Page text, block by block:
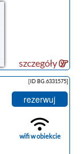
szczegóły
[ID BG.6331575]
rezerwuj
wifi w obiekcie